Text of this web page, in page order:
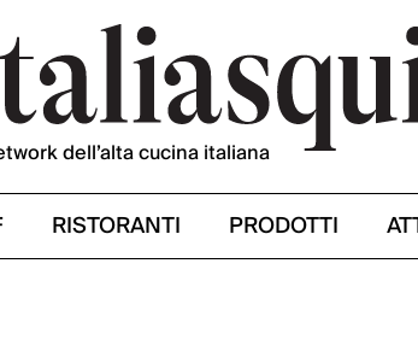
dell’alta cucina italiana
RISTORANTI PRODOTTI